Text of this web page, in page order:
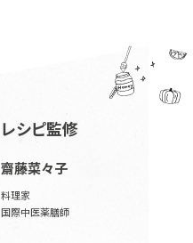
レシピ監修
齋藤菜々子
料理家
国際中医薬膳師